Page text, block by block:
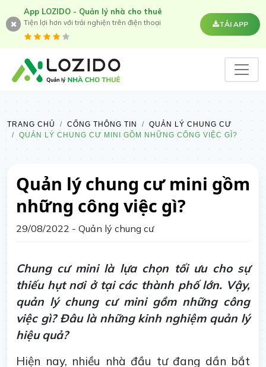
App LOZIDO - Quản lý nhà cho thuê
Tiện lợi hơn với trải nghiện trên điện thoại TẢI APP
TRANG CHỦ CỔNG THÔNG TIN
QUẢN LÝ CHUNG CƯ
QUẢN LÝ CHUNG CƯ MINI GỒM NHỮNG CÔNG VIỆC GÌ?
Quản lý chung cư mini gồm
những công việc gì?
29/08/2022 - Quản lý chung cư
Chung cư mini là lựa chọn tối ưu cho sự
thiếu hụt nơi ở tại các thành phố lớn. Vậy,
quản lý chung cư mini gồm những công
việc gì? Đâu là những kinh nghiệm quản lý
hiệu quả?
Hiện nay, nhiều nhà đầu tư đang dần bắt